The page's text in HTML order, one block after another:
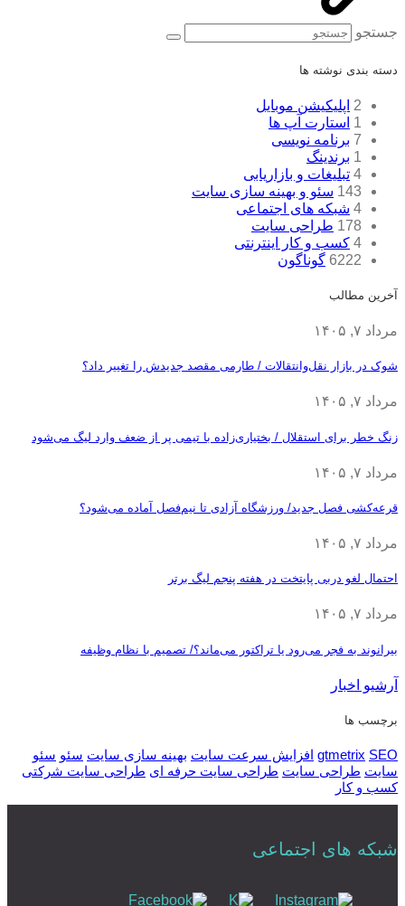
جستجو
دسته بندی نوشته ها
2 اپلیکیشن موبایل
1 استارت آپ ها
7 برنامه نویسی
1 برندینگ
4 تبلیغات و بازاریابی
143 سئو و بهینه سازی سایت
4 شبکه های اجتماعی
178 طراحی سایت
4 کسب و کار اینترنتی
6222 گوناگون
آخرین مطالب
مرداد ۷, ۱۴۰۵
شوک در بازار نقل‌وانتقالات / طارمی مقصد جدیدش را تغییر داد؟
مرداد ۷, ۱۴۰۵
زنگ خطر برای استقلال / بختیاری‌زاده با تیمی پر از ضعف وارد لیگ می‌شود
مرداد ۷, ۱۴۰۵
قرعه‎‌کشی فصل جدید/ ورزشگاه آزادی تا نیم‌فصل آماده می‌شود؟
مرداد ۷, ۱۴۰۵
احتمال لغو دربی پایتخت در هفته پنجم لیگ برتر
مرداد ۷, ۱۴۰۵
بیرانوند به فجر می‌رود یا تراکتور می‌ماند؟/ تصمیم با نظام وظیفه
آرشیو اخبار
برچسب ها
gtmetrix SEO افزایش سرعت سایت بهینه سازی سایت سئو سئو
سایت طراحی سایت طراحی سایت حرفه ای طراحی سایت شرکتی
کسب و کار
شبکه های اجتماعی